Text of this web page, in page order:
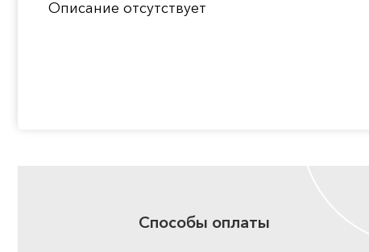
Описание отсутствует
Способы оплаты